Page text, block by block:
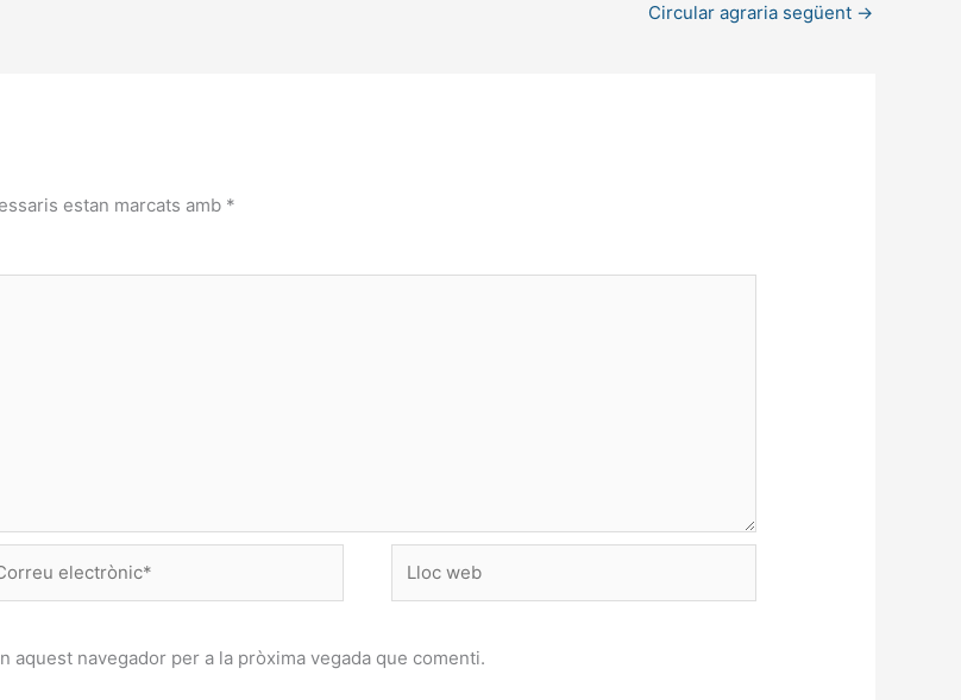
Circular agraria següent →
estan marcats amb *
web
navegador per a la pròxima vegada que comenti.